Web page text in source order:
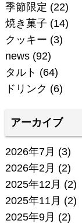
季節限定 (22)
焼き菓子 (14)
クッキー (3)
news(92)
タルト (64)
ドリンク (6)
アーカイブ
2026年7月 (3)
2026年2月 (2)
2025年12月 (2)
2025年11月 (2)
2025年9月 (2)